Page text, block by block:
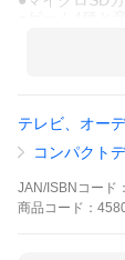
●首掛けスト
思い出を楽し
●軽量コンパク
に人気のカメ
●誕生日プレゼ
対応した人気
●USB充電対応
テレビ、オー
コンパクト
JAN/ISBNコード：
商品 コード：